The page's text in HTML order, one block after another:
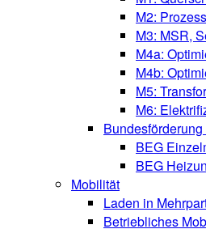
M2:
M3: MSR,
M4a:
M4b:
M5:
M6:
BEG
BEG
Mobilität
Laden in
Betriebliches